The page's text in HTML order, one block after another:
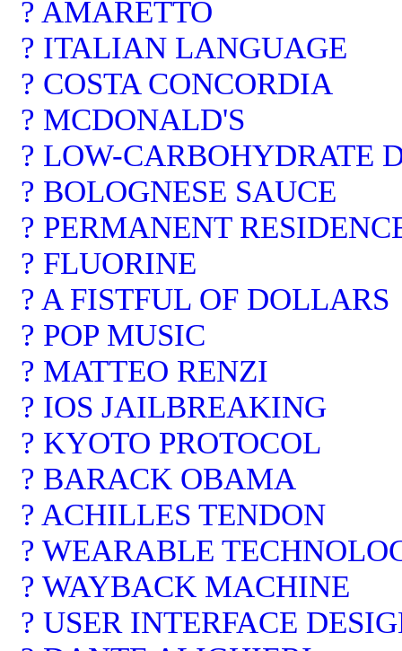
? AMARETTO
? ITALIAN LANGUAGE
? COSTA CONCORDIA
? MCDONALD'S
? LOW-CARBOHYDRATE
? BOLOGNESE SAUCE
? PERMANENT
? FLUORINE
? A FISTFUL OF DOLLARS
? POP MUSIC
? MATTEO RENZI
? IOS JAILBREAKING
? KYOTO PROTOCOL
? BARACK OBAMA
? ACHILLES TENDON
? WEARABLE
? WAYBACK MACHINE
? USER INTERFACE